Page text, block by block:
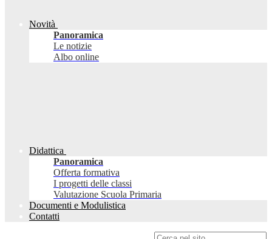
Novità
Panoramica
Le notizie
Albo online
Didattica
Panoramica
Offerta formativa
I progetti delle classi
Valutazione Scuola Primaria
Documenti e Modulistica
Contatti